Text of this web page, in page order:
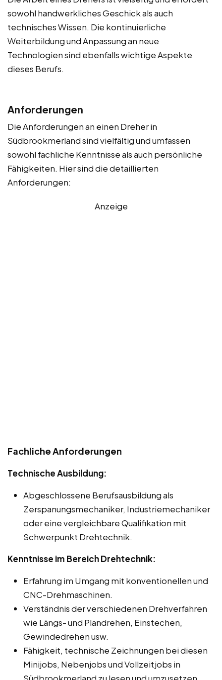
sowohl handwerkliches Geschick als auch
technisches Wissen. Die kontinuierliche
Weiterbildung und Anpassung an neue
Technologien sind ebenfalls wichtige Aspekte
dieses Berufs.
Anforderungen
Die Anforderungen an einen Dreher in
Südbrookmerland sind vielfältig und umfassen
sowohl fachliche Kenntnisse als auch persönliche
Fähigkeiten. Hier sind die detaillierten
Anforderungen:
Anzeige
Fachliche Anforderungen
Technische Ausbildung:
Abgeschlossene Berufsausbildung als
Zerspanungsmechaniker, Industriemechaniker
oder eine vergleichbare Qualifikation mit
Schwerpunkt Drehtechnik.
Kenntnisse im Bereich Drehtechnik:
Erfahrung im Umgang mit konventionellen und
CNC-Drehmaschinen.
Verständnis der verschiedenen Drehverfahren
wie Längs- und Plandrehen, Einstechen,
Gewindedrehen usw.
Fähigkeit, technische Zeichnungen bei diesen
Minijobs, Nebenjobs und Vollzeitjobs in